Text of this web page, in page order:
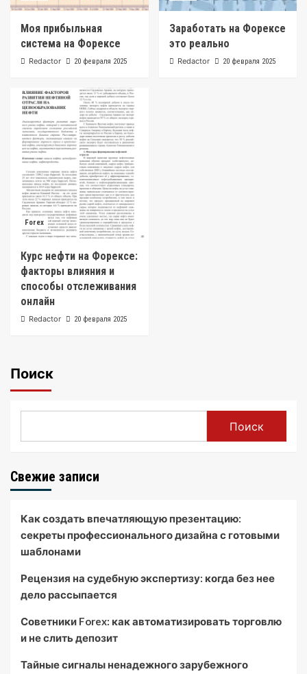
Моя прибыльная
система на Форексе
Redactor 20 февраля 2025
Заработать на Форексе
это реально
Redactor 20 февраля 2025
Forex
Курс нефти на Форексе:
факторы влияния и
способы отслеживания
онлайн
Redactor 20 февраля 2025
Поиск
Поиск
Свежие записи
Как создать впечатляющую презентацию:
секреты профессионального дизайна с готовыми
шаблонами
Рецензия на судебную экспертизу: когда без нее
дело рассыпается
Советники Forex: как автоматизировать торговлю
и не слить депозит
Тайные сигналы ненадежного зарубежного